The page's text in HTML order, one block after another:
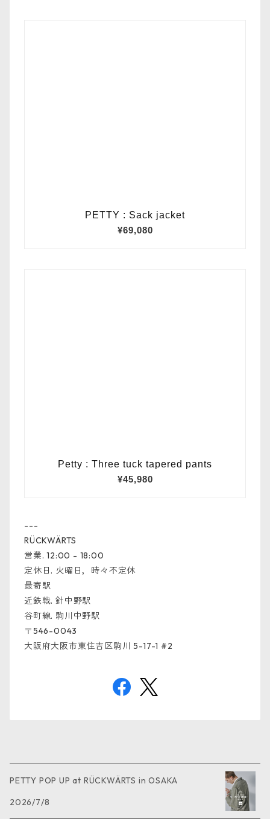
---
RÜCKWÄRTS
営業. 12:00 - 18:00
定休日. 火曜日，時々不定休
最寄駅
近鉄戦. 針中野駅
谷町線. 駒川中野駅
〒546-0043
大阪府大阪市東住吉区駒川 5-17-1 #2
PETTY POP UP at RÜCKWÄRTS in OSAKA
2026/7/8